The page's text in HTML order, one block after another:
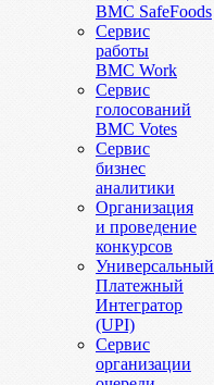
BMC SafeFoods
Сервис
работы
BMC Work
Сервис
голосований
BMC Votes
Сервис
бизнес
аналитики
Организация
и проведение
конкурсов
Универсальный
Платежный
Интегратор
(UPI)
Сервис
организации